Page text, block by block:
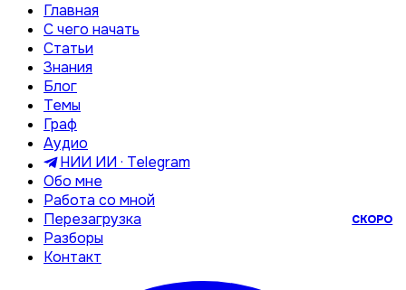
Главная
С чего начать
Статьи
Знания
Блог
Темы
Граф
Аудио
НИИ ИИ · Telegram
Обо мне
Работа со мной
Перезагрузка
СКОРО
Разборы
Контакт